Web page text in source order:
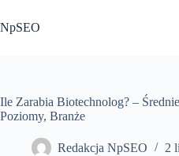
do
treści
NpSEO
Ile Zarabia Biotechnolog? –
Poziomy, Branże
Redakcja NpSEO 2